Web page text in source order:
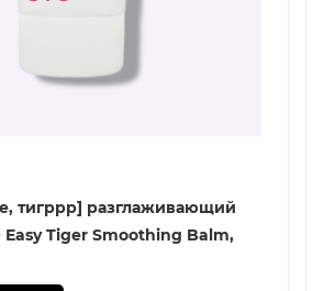
тигррр] разглаживающий
Easy Tiger Smoothing Balm,